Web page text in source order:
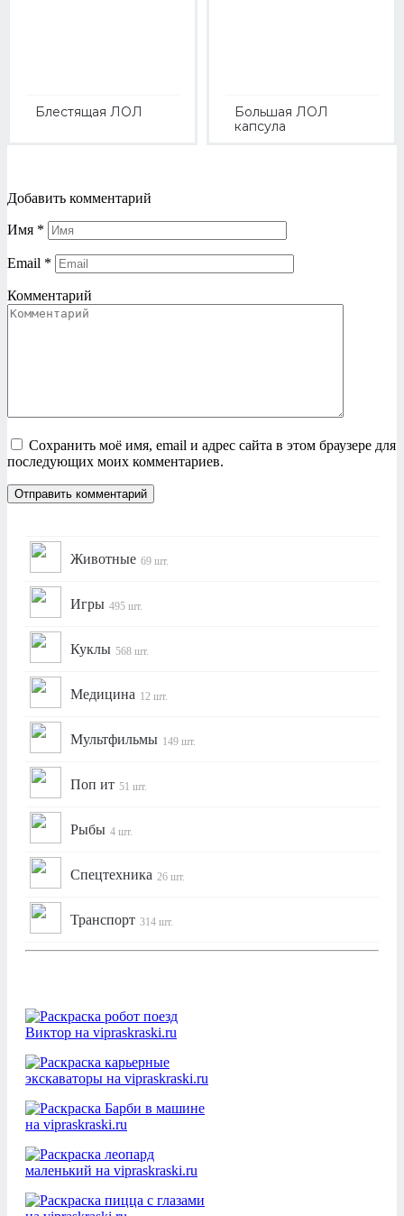
Блестящая ЛОЛ
Большая ЛОЛ
капсула
Добавить комментарий
Имя *
Email *
Комментарий
Сохранить моё имя, email и адрес сайта в этом браузере для
последующих моих комментариев.
Животные 69 шт.
Игры 495 шт.
Куклы 568 шт.
Медицина 12 шт.
Мультфильмы 149 шт.
Поп ит 51 шт.
Рыбы 4 шт.
Спецтехника 26 шт.
Транспорт 314 шт.